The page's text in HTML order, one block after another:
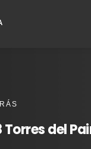
Torres del